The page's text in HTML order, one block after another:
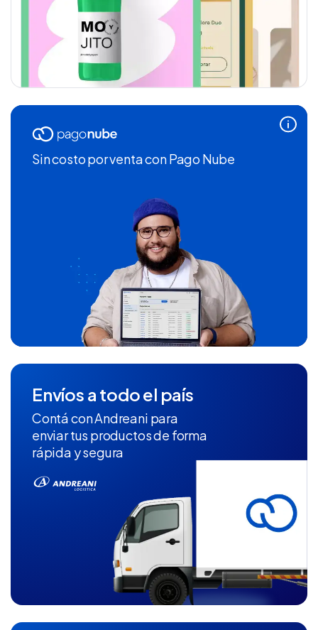
Sin costo por ventacon Pago Nube
Envíos a todo el país
Contá con Andreani para
enviar tus productos de forma
rápida y segura